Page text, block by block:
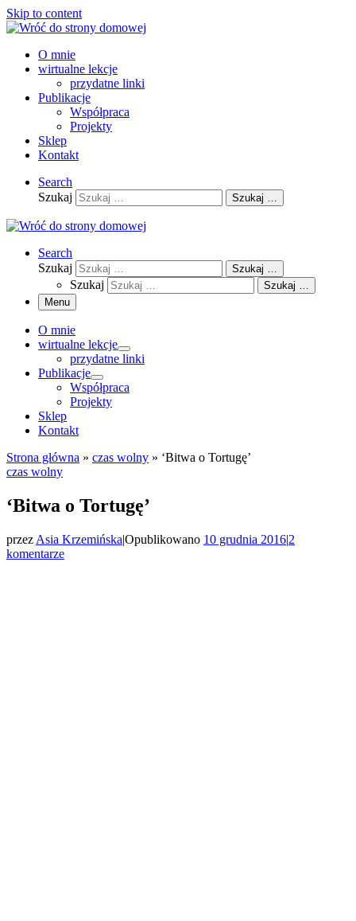
Skip to content
O mnie
wirtualne lekcje
przydatne linki
Publikacje
Współpraca
Projekty
Sklep
Kontakt
Search
Szukaj
Szukaj …
Search
Szukaj
Szukaj …
Szukaj
Szukaj …
Menu
O mnie
wirtualne lekcje
przydatne linki
Publikacje
Współpraca
Projekty
Sklep
Kontakt
Strona główna » czas wolny » ‘Bitwa o Tortugę’
czas wolny
‘Bitwa o Tortugę’
przez Asia Krzemińska|Opublikowano 10 grudnia 2016|2
komentarze